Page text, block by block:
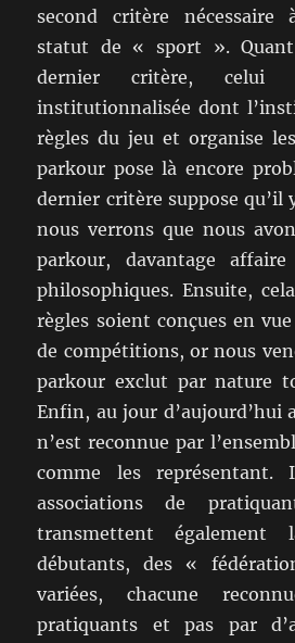
second critère nécessaire
statut de « sport ».
dernier critère, celui
institutionnalisée dont
règles du jeu et organise
parkour pose là encore
dernier critère suppose qu’il
nous verrons que nous
parkour, davantage
philosophiques. Ensuite,
règles soient conçues en
de compétitions, or nous
parkour exclut par nature
Enfin, au jour d’aujourd’hui
n’est reconnue par
comme les
associations de
transmettent également
débutants, des «
variées, chacune
pratiquants et pas par